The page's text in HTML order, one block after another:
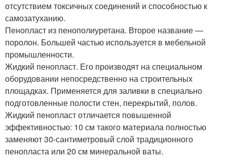
отсутствием токсичных соединений и способностью к
самозатуханию.
Пенопласт из пенополиуретана. Второе название —
поролон. Большей частью используется в мебельной
промышленности.
Жидкий пенопласт. Его производят на специальном
оборудовании непосредственно на строительных
площадках. Применяется для заливки в специально
подготовленные полости стен, перекрытий, полов.
Жидкий пенопласт отличается повышенной
эффективностью: 10 см такого материала полностью
заменяют 30-сантиметровый слой традиционного
пенопласта или 20 см минеральной ваты.